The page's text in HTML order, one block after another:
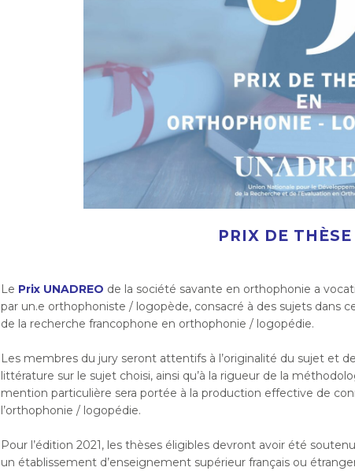
PRIX DE THÈSE
Le Prix UNADREO de la société savante en orthophonie a
par un.e orthophoniste / logopède, consacré à des sujets dans
de la recherche francophone en orthophonie / logopédie.
Les membres du jury seront attentifs à l’originalité du sujet et
littérature sur le sujet choisi, ainsi qu’à la rigueur de la
mention particulière sera portée à la production effective de
l’orthophonie / logopédie.
Pour l’édition 2021, les thèses éligibles devront avoir été
un établissement d’enseignement supérieur français ou